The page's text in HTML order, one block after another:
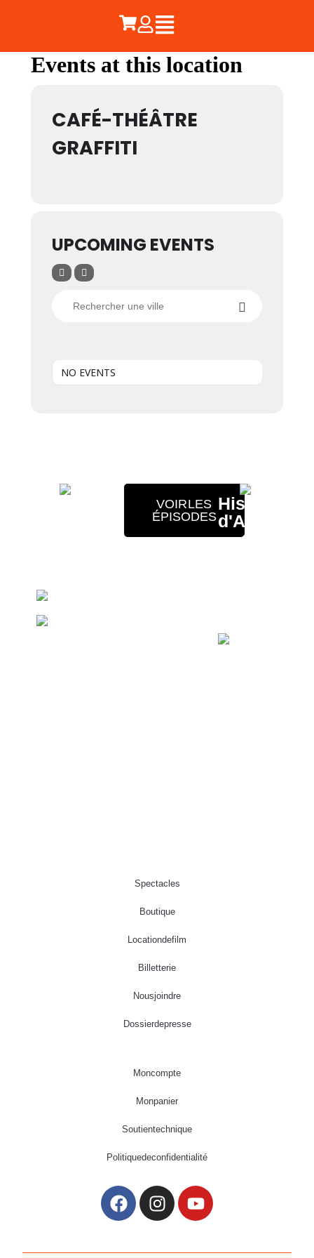
Events at this location
CAFÉ-THÉÂTRE
GRAFFITI
UPCOMING EVENTS
NO EVENTS
VOIR LES
ÉPISODES
Histoires
d'Arthur
en
Spectacles
Boutique
Location de film
Billetterie
Nous joindre
Dossier de presse
Mon compte
Mon panier
Soutien technique
Politique de confidentialité